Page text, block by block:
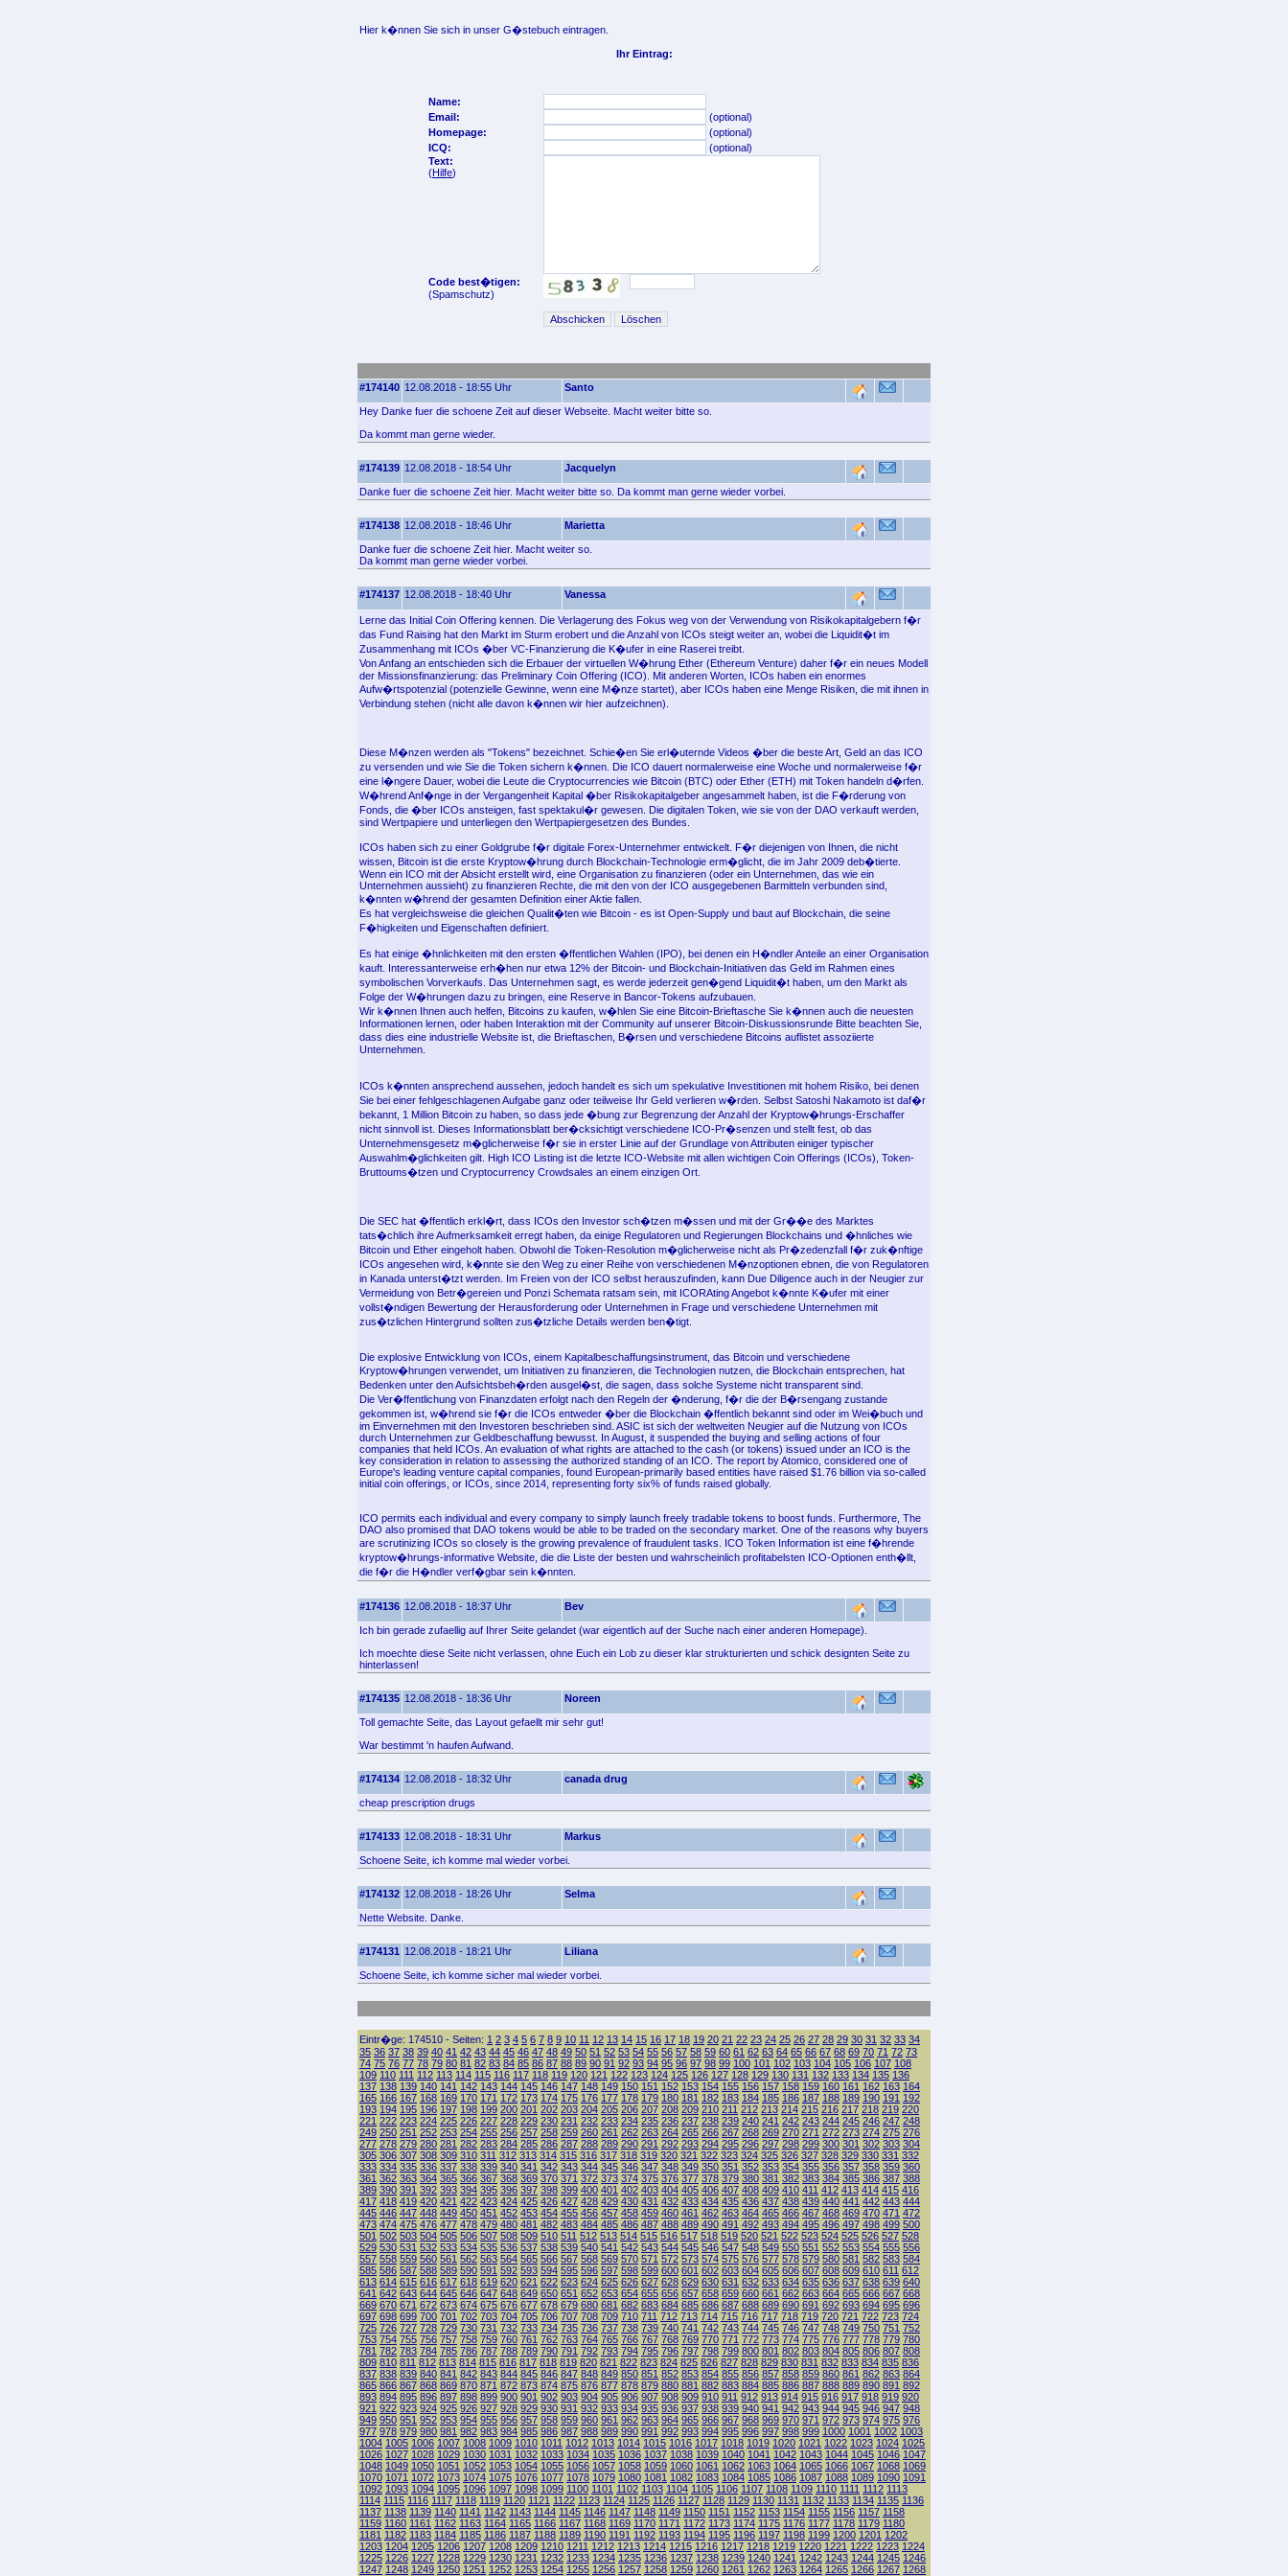
Hier k�nnen Sie sich in unser G�stebuch eintragen.
Ihr Eintrag:
Name:
Email:
(optional)
Homepage:
(optional)
ICQ:
(optional)
Text:
(Hilfe)
Code best�tigen:
(Spamschutz)
#174140 12.08.2018 - 18:55 Uhr Santo
Hey Danke fuer die schoene Zeit auf dieser Webseite. Macht weiter bitte so.
Da kommt man gerne wieder.
#174139 12.08.2018 - 18:54 Uhr Jacquelyn
Danke fuer die schoene Zeit hier. Macht weiter bitte so. Da kommt man gerne wieder vorbei.
#174138 12.08.2018 - 18:46 Uhr Marietta
Danke fuer die schoene Zeit hier. Macht weiter so.
Da kommt man gerne wieder vorbei.
#174137 12.08.2018 - 18:40 Uhr Vanessa
Lerne das Initial Coin Offering kennen. Die Verlagerung des Fokus weg von der Verwendung von Risikokapitalgebern f�r
das Fund Raising hat den Markt im Sturm erobert und die Anzahl von ICOs steigt weiter an, wobei die Liquidit�t im
Zusammenhang mit ICOs �ber VC-Finanzierung die K�ufer in eine Raserei treibt.
Von Anfang an entschieden sich die Erbauer der virtuellen W�hrung Ether (Ethereum Venture) daher f�r ein neues Modell
der Missionsfinanzierung: das Preliminary Coin Offering (ICO). Mit anderen Worten, ICOs haben ein enormes
Aufw�rtspotenzial (potenzielle Gewinne, wenn eine M�nze startet), aber ICOs haben eine Menge Risiken, die mit ihnen in
Verbindung stehen (nicht alle davon k�nnen wir hier aufzeichnen).
Diese M�nzen werden als "Tokens" bezeichnet. Schie�en Sie erl�uternde Videos �ber die beste Art, Geld an das ICO
zu versenden und wie Sie die Token sichern k�nnen. Die ICO dauert normalerweise eine Woche und normalerweise f�r
eine l�ngere Dauer, wobei die Leute die Cryptocurrencies wie Bitcoin (BTC) oder Ether (ETH) mit Token handeln d�rfen.
W�hrend Anf�nge in der Vergangenheit Kapital �ber Risikokapitalgeber angesammelt haben, ist die F�rderung von
Fonds, die �ber ICOs ansteigen, fast spektakul�r gewesen. Die digitalen Token, wie sie von der DAO verkauft werden,
sind Wertpapiere und unterliegen den Wertpapiergesetzen des Bundes.
ICOs haben sich zu einer Goldgrube f�r digitale Forex-Unternehmer entwickelt. F�r diejenigen von Ihnen, die nicht
wissen, Bitcoin ist die erste Kryptow�hrung durch Blockchain-Technologie erm�glicht, die im Jahr 2009 deb�tierte.
Wenn ein ICO mit der Absicht erstellt wird, eine Organisation zu finanzieren (oder ein Unternehmen, das wie ein
Unternehmen aussieht) zu finanzieren Rechte, die mit den von der ICO ausgegebenen Barmitteln verbunden sind,
k�nnten w�hrend der gesamten Definition einer Aktie fallen.
Es hat vergleichsweise die gleichen Qualit�ten wie Bitcoin - es ist Open-Supply und baut auf Blockchain, die seine
F�higkeiten und Eigenschaften definiert.
Es hat einige �hnlichkeiten mit den ersten �ffentlichen Wahlen (IPO), bei denen ein H�ndler Anteile an einer Organisation
kauft. Interessanterweise erh�hen nur etwa 12% der Bitcoin- und Blockchain-Initiativen das Geld im Rahmen eines
symbolischen Vorverkaufs. Das Unternehmen sagt, es werde jederzeit gen�gend Liquidit�t haben, um den Markt als
Folge der W�hrungen dazu zu bringen, eine Reserve in Bancor-Tokens aufzubauen.
Wir k�nnen Ihnen auch helfen, Bitcoins zu kaufen, w�hlen Sie eine Bitcoin-Brieftasche Sie k�nnen auch die neuesten
Informationen lernen, oder haben Interaktion mit der Community auf unserer Bitcoin-Diskussionsrunde Bitte beachten Sie,
dass dies eine industrielle Website ist, die Brieftaschen, B�rsen und verschiedene Bitcoins auflistet assoziierte
Unternehmen.
ICOs k�nnten ansprechend aussehen, jedoch handelt es sich um spekulative Investitionen mit hohem Risiko, bei denen
Sie bei einer fehlgeschlagenen Aufgabe ganz oder teilweise Ihr Geld verlieren w�rden. Selbst Satoshi Nakamoto ist daf�r
bekannt, 1 Million Bitcoin zu haben, so dass jede �bung zur Begrenzung der Anzahl der Kryptow�hrungs-Erschaffer
nicht sinnvoll ist. Dieses Informationsblatt ber�cksichtigt verschiedene ICO-Pr�senzen und stellt fest, ob das
Unternehmensgesetz m�glicherweise f�r sie in erster Linie auf der Grundlage von Attributen einiger typischer
Auswahlm�glichkeiten gilt. High ICO Listing ist die letzte ICO-Website mit allen wichtigen Coin Offerings (ICOs), Token-
Bruttoums�tzen und Cryptocurrency Crowdsales an einem einzigen Ort.
Die SEC hat �ffentlich erkl�rt, dass ICOs den Investor sch�tzen m�ssen und mit der Gr��e des Marktes
tats�chlich ihre Aufmerksamkeit erregt haben, da einige Regulatoren und Regierungen Blockchains und �hnliches wie
Bitcoin und Ether eingeholt haben. Obwohl die Token-Resolution m�glicherweise nicht als Pr�zedenzfall f�r zuk�nftige
ICOs angesehen wird, k�nnte sie den Weg zu einer Reihe von verschiedenen M�nzoptionen ebnen, die von Regulatoren
in Kanada unterst�tzt werden. Im Freien von der ICO selbst herauszufinden, kann Due Diligence auch in der Neugier zur
Vermeidung von Betr�gereien und Ponzi Schemata ratsam sein, mit ICORAting Angebot k�nnte K�ufer mit einer
vollst�ndigen Bewertung der Herausforderung oder Unternehmen in Frage und verschiedene Unternehmen mit
zus�tzlichen Hintergrund sollten zus�tzliche Details werden ben�tigt.
Die explosive Entwicklung von ICOs, einem Kapitalbeschaffungsinstrument, das Bitcoin und verschiedene
Kryptow�hrungen verwendet, um Initiativen zu finanzieren, die Technologien nutzen, die Blockchain entsprechen, hat
Bedenken unter den Aufsichtsbeh�rden ausgel�st, die sagen, dass solche Systeme nicht transparent sind.
Die Ver�ffentlichung von Finanzdaten erfolgt nach den Regeln der �nderung, f�r die der B�rsengang zustande
gekommen ist, w�hrend sie f�r die ICOs entweder �ber die Blockchain �ffentlich bekannt sind oder im Wei�buch und
im Einvernehmen mit den Investoren beschrieben sind. ASIC ist sich der weltweiten Neugier auf die Nutzung von ICOs
durch Unternehmen zur Geldbeschaffung bewusst. In August, it suspended the buying and selling actions of four
companies that held ICOs. An evaluation of what rights are attached to the cash (or tokens) issued under an ICO is the
key consideration in relation to assessing the authorized standing of an ICO. The report by Atomico, considered one of
Europe's leading venture capital companies, found European-primarily based entities have raised $1.76 billion via so-called
initial coin offerings, or ICOs, since 2014, representing forty six% of funds raised globally.
ICO permits each individual and every company to simply launch freely tradable tokens to boost funds. Furthermore, The
DAO also promised that DAO tokens would be able to be traded on the secondary market. One of the reasons why buyers
are scrutinizing ICOs so closely is the growing prevalence of fraudulent tasks. ICO Token Information ist eine f�hrende
kryptow�hrungs-informative Website, die die Liste der besten und wahrscheinlich profitabelsten ICO-Optionen enth�llt,
die f�r die H�ndler verf�gbar sein k�nnten.
#174136 12.08.2018 - 18:37 Uhr Bev
Ich bin gerade zufaellig auf Ihrer Seite gelandet (war eigentlich auf der Suche nach einer anderen Homepage).
Ich moechte diese Seite nicht verlassen, ohne Euch ein Lob zu dieser klar strukturierten und schick designten Seite zu
hinterlassen!
#174135 12.08.2018 - 18:36 Uhr Noreen
Toll gemachte Seite, das Layout gefaellt mir sehr gut!
War bestimmt 'n haufen Aufwand.
#174134 12.08.2018 - 18:32 Uhr canada drug
cheap prescription drugs
#174133 12.08.2018 - 18:31 Uhr Markus
Schoene Seite, ich komme mal wieder vorbei.
#174132 12.08.2018 - 18:26 Uhr Selma
Nette Website. Danke.
#174131 12.08.2018 - 18:21 Uhr Liliana
Schoene Seite, ich komme sicher mal wieder vorbei.
Eintr�ge: 174510 - Seiten: 1 2 3 4 5 6 7 8 9 10 11 12 13 14 15 16 17 18 19 20 21 22 23 24 25 26 27 28 29 30 31 32 33 34
35 36 37 38 39 40 41 42 43 44 45 46 47 48 49 50 51 52 53 54 55 56 57 58 59 60 61 62 63 64 65 66 67 68 69 70 71 72 73
74 75 76 77 78 79 80 81 82 83 84 85 86 87 88 89 90 91 92 93 94 95 96 97 98 99 100 101 102 103 104 105 106 107 108
109 110 111 112 113 114 115 116 117 118 119 120 121 122 123 124 125 126 127 128 129 130 131 132 133 134 135 136
137 138 139 140 141 142 143 144 145 146 147 148 149 150 151 152 153 154 155 156 157 158 159 160 161 162 163 164
165 166 167 168 169 170 171 172 173 174 175 176 177 178 179 180 181 182 183 184 185 186 187 188 189 190 191 192
193 194 195 196 197 198 199 200 201 202 203 204 205 206 207 208 209 210 211 212 213 214 215 216 217 218 219 220
221 222 223 224 225 226 227 228 229 230 231 232 233 234 235 236 237 238 239 240 241 242 243 244 245 246 247 248
249 250 251 252 253 254 255 256 257 258 259 260 261 262 263 264 265 266 267 268 269 270 271 272 273 274 275 276
277 278 279 280 281 282 283 284 285 286 287 288 289 290 291 292 293 294 295 296 297 298 299 300 301 302 303 304
305 306 307 308 309 310 311 312 313 314 315 316 317 318 319 320 321 322 323 324 325 326 327 328 329 330 331 332
333 334 335 336 337 338 339 340 341 342 343 344 345 346 347 348 349 350 351 352 353 354 355 356 357 358 359 360
361 362 363 364 365 366 367 368 369 370 371 372 373 374 375 376 377 378 379 380 381 382 383 384 385 386 387 388
389 390 391 392 393 394 395 396 397 398 399 400 401 402 403 404 405 406 407 408 409 410 411 412 413 414 415 416
417 418 419 420 421 422 423 424 425 426 427 428 429 430 431 432 433 434 435 436 437 438 439 440 441 442 443 444
445 446 447 448 449 450 451 452 453 454 455 456 457 458 459 460 461 462 463 464 465 466 467 468 469 470 471 472
473 474 475 476 477 478 479 480 481 482 483 484 485 486 487 488 489 490 491 492 493 494 495 496 497 498 499 500
501 502 503 504 505 506 507 508 509 510 511 512 513 514 515 516 517 518 519 520 521 522 523 524 525 526 527 528
529 530 531 532 533 534 535 536 537 538 539 540 541 542 543 544 545 546 547 548 549 550 551 552 553 554 555 556
557 558 559 560 561 562 563 564 565 566 567 568 569 570 571 572 573 574 575 576 577 578 579 580 581 582 583 584
585 586 587 588 589 590 591 592 593 594 595 596 597 598 599 600 601 602 603 604 605 606 607 608 609 610 611 612
613 614 615 616 617 618 619 620 621 622 623 624 625 626 627 628 629 630 631 632 633 634 635 636 637 638 639 640
641 642 643 644 645 646 647 648 649 650 651 652 653 654 655 656 657 658 659 660 661 662 663 664 665 666 667 668
669 670 671 672 673 674 675 676 677 678 679 680 681 682 683 684 685 686 687 688 689 690 691 692 693 694 695 696
697 698 699 700 701 702 703 704 705 706 707 708 709 710 711 712 713 714 715 716 717 718 719 720 721 722 723 724
725 726 727 728 729 730 731 732 733 734 735 736 737 738 739 740 741 742 743 744 745 746 747 748 749 750 751 752
753 754 755 756 757 758 759 760 761 762 763 764 765 766 767 768 769 770 771 772 773 774 775 776 777 778 779 780
781 782 783 784 785 786 787 788 789 790 791 792 793 794 795 796 797 798 799 800 801 802 803 804 805 806 807 808
809 810 811 812 813 814 815 816 817 818 819 820 821 822 823 824 825 826 827 828 829 830 831 832 833 834 835 836
837 838 839 840 841 842 843 844 845 846 847 848 849 850 851 852 853 854 855 856 857 858 859 860 861 862 863 864
865 866 867 868 869 870 871 872 873 874 875 876 877 878 879 880 881 882 883 884 885 886 887 888 889 890 891 892
893 894 895 896 897 898 899 900 901 902 903 904 905 906 907 908 909 910 911 912 913 914 915 916 917 918 919 920
921 922 923 924 925 926 927 928 929 930 931 932 933 934 935 936 937 938 939 940 941 942 943 944 945 946 947 948
949 950 951 952 953 954 955 956 957 958 959 960 961 962 963 964 965 966 967 968 969 970 971 972 973 974 975 976
977 978 979 980 981 982 983 984 985 986 987 988 989 990 991 992 993 994 995 996 997 998 999 1000 1001 1002 1003
1004 1005 1006 1007 1008 1009 1010 1011 1012 1013 1014 1015 1016 1017 1018 1019 1020 1021 1022 1023 1024 1025
1026 1027 1028 1029 1030 1031 1032 1033 1034 1035 1036 1037 1038 1039 1040 1041 1042 1043 1044 1045 1046 1047
1048 1049 1050 1051 1052 1053 1054 1055 1056 1057 1058 1059 1060 1061 1062 1063 1064 1065 1066 1067 1068 1069
1070 1071 1072 1073 1074 1075 1076 1077 1078 1079 1080 1081 1082 1083 1084 1085 1086 1087 1088 1089 1090 1091
1092 1093 1094 1095 1096 1097 1098 1099 1100 1101 1102 1103 1104 1105 1106 1107 1108 1109 1110 1111 1112 1113
1114 1115 1116 1117 1118 1119 1120 1121 1122 1123 1124 1125 1126 1127 1128 1129 1130 1131 1132 1133 1134 1135 1136
1137 1138 1139 1140 1141 1142 1143 1144 1145 1146 1147 1148 1149 1150 1151 1152 1153 1154 1155 1156 1157 1158
1159 1160 1161 1162 1163 1164 1165 1166 1167 1168 1169 1170 1171 1172 1173 1174 1175 1176 1177 1178 1179 1180
1181 1182 1183 1184 1185 1186 1187 1188 1189 1190 1191 1192 1193 1194 1195 1196 1197 1198 1199 1200 1201 1202
1203 1204 1205 1206 1207 1208 1209 1210 1211 1212 1213 1214 1215 1216 1217 1218 1219 1220 1221 1222 1223 1224
1225 1226 1227 1228 1229 1230 1231 1232 1233 1234 1235 1236 1237 1238 1239 1240 1241 1242 1243 1244 1245 1246
1247 1248 1249 1250 1251 1252 1253 1254 1255 1256 1257 1258 1259 1260 1261 1262 1263 1264 1265 1266 1267 1268